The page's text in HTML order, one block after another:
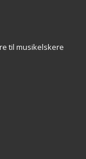
til musikelskere